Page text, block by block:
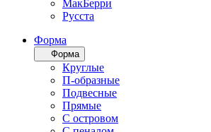
МакБерри
Русста
Форма
Форма
Круглые
П-образные
Подвесные
Прямые
С островом